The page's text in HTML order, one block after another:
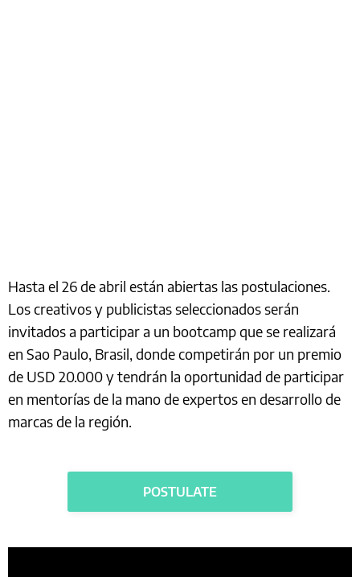
Hasta el 26 de abril están abiertas las postulaciones.
Los creativos y publicistas seleccionados serán
invitados a participar a un bootcamp que se realizará
en Sao Paulo, Brasil, donde competirán por un premio
de USD 20.000 y tendrán la oportunidad de participar
en mentorías de la mano de expertos en desarrollo de
marcas de la región.
POSTULATE